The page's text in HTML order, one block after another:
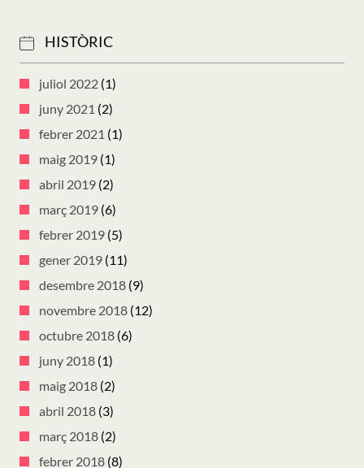
HISTÒRIC
juliol 2022 (1)
juny 2021 (2)
febrer 2021 (1)
maig 2019 (1)
abril 2019 (2)
març 2019 (6)
febrer 2019 (5)
gener 2019 (11)
desembre 2018 (9)
novembre 2018 (12)
octubre 2018 (6)
juny 2018 (1)
maig 2018 (2)
abril 2018 (3)
març 2018 (2)
febrer 2018 (8)